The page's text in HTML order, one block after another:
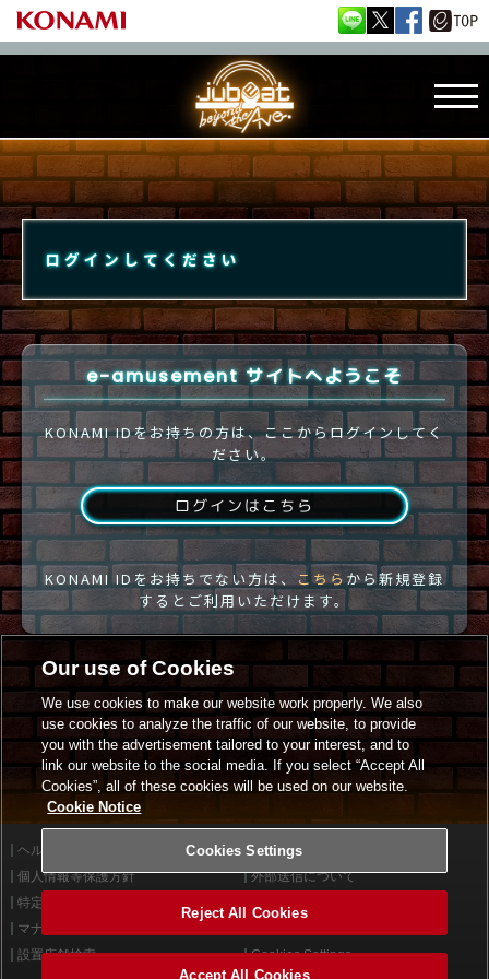
ログインしてください
e-amusement サイトへようこそ
KONAMI IDをお持ちの方は、ここからログインしてく
ださい。
ログインはこちら
KONAMI IDをお持ちでない方は、 こちらから新規登録
するとご利用いただけます。
ヘルプ
利用規約
個人情報等保護方針
外部送信について
特定商取引法に基づく表示
マナー＆ルール
設置店舗検索
Cookies Settings
Our use of Cookies
We use cookies to make our website work properly. We also
use cookies to analyze the traffic of our website, to provide
you with the advertisement tailored to your interest, and to
link our website to the social media. If you select “Accept All
Cookies”, all of these cookies will be used on our website.
Cookie Notice
Cookies Settings
Reject All Cookies
Accept All Cookies